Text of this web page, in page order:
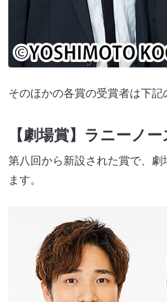
そのほかの各賞の受賞者は下記
【劇場賞】ラニーノー
第八回から新設された賞で、
ます。